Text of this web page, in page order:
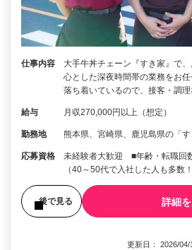
仕事内容
大手牛丼チェーン『すき家』で
心とした深夜時間帯の業務をお
落ち着いているので、接客・調
給与 月収270,000円以上（想定）
勤務地 熊本県、宮崎県、鹿児島県の「
応募資格
未経験者大歓迎 ■年齢・転職回
（40～50代で入社した人も多
後で見る 詳細
更新日： 2026/